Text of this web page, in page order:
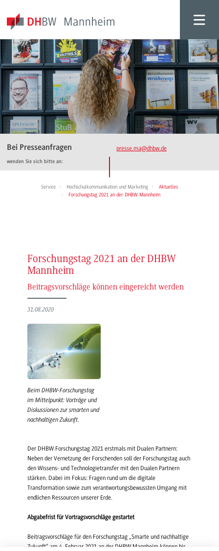
Bei Presseanfragen
wenden Sie sich bitte an:
presse.ma@dhbw.de
Service Hochschulkommunikation und Marketing
Aktuelles
Forschungstag 2021 an der DHBW Mannheim
Forschungstag 2021 an der DHBW
Mannheim
Beitragsvorschläge können eingereicht werden
31.08.2020
Beim DHBW-Forschungstag
im Mittelpunkt: Vorträge und
Diskussionen zur smarten und
nachhaltigen Zukunft.
Der DHBW Forschungstag 2021 erstmals mit Dualen Partnern:
Neben der Vernetzung der Forschenden soll der Forschungstag auch
den Wissens- und Technologietransfer mit den Dualen Partnern
stärken. Dabei im Fokus: Fragen rund um die digitale
Transformation sowie zum verantwortungsbewussten Umgang mit
endlichen Ressourcen unserer Erde.
Abgabefrist für Vortragsvorschläge gestartet
Beitragsvorschläge für den Forschungstag „Smarte und nachhaltige
Zukunft“ am 4. Februar 2021 an der DHBW Mannheim können bis